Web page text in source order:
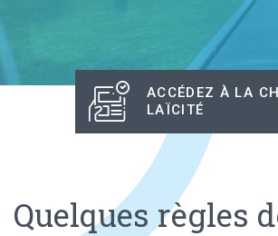
ACCÉDEZ À LA
LAÏCITÉ
Quelques règles